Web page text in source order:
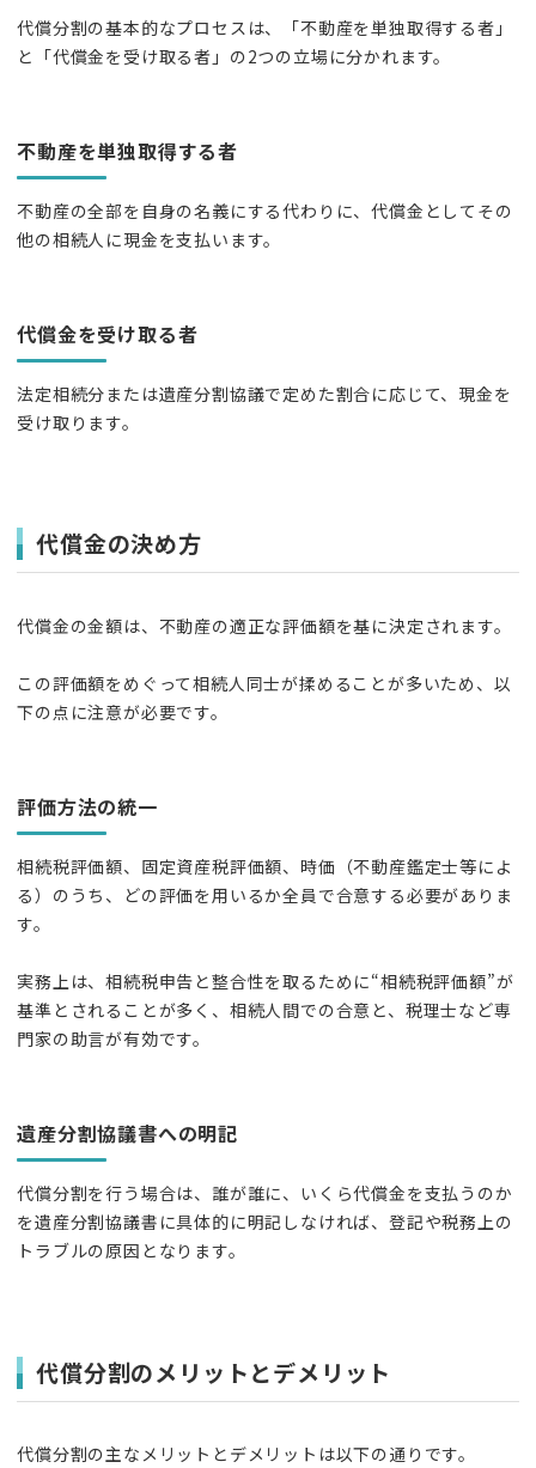
代償分割の基本的なプロセスは、「不動産を単独取得する者」
と「代償金を受け取る者」の2つの立場に分かれます。
不動産を単独取得する者
不動産の全部を自身の名義にする代わりに、代償金としてその
他の相続人に現金を支払います。
代償金を受け取る者
法定相続分または遺産分割協議で定めた割合に応じて、現金を
受け取ります。
代償金の決め方
代償金の金額は、不動産の適正な評価額を基に決定されます。
この評価額をめぐって相続人同士が揉めることが多いため、以
下の点に注意が必要です。
評価方法の統一
相続税評価額、固定資産税評価額、時価（不動産鑑定士等によ
る）のうち、どの評価を用いるか全員で合意する必要がありま
す。
実務上は、相続税申告と整合性を取るために“相続税評価額”が
基準とされることが多く、相続人間での合意と、税理士など専
門家の助言が有効です。
遺産分割協議書への明記
代償分割を行う場合は、誰が誰に、いくら代償金を支払うのか
を遺産分割協議書に具体的に明記しなければ、登記や税務上の
トラブルの原因となります。
代償分割のメリットとデメリット
代償分割の主なメリットとデメリットは以下の通りです。